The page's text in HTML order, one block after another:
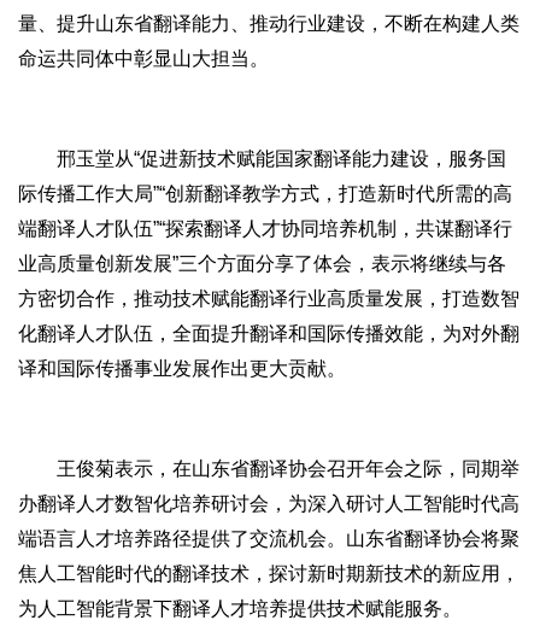
量、提升山东省翻译能力、推动行业建设，不断在构建人类
命运共同体中彰显山大担当。
邢玉堂从“促进新技术赋能国家翻译能力建设，服务国
际传播工作大局”“创新翻译教学方式，打造新时代所需的高
端翻译人才队伍”“探索翻译人才协同培养机制，共谋翻译行
业高质量创新发展”三个方面分享了体会，表示将继续与各
方密切合作，推动技术赋能翻译行业高质量发展，打造数智
化翻译人才队伍，全面提升翻译和国际传播效能，为对外翻
译和国际传播事业发展作出更大贡献。
王俊菊表示，在山东省翻译协会召开年会之际，同期举
办翻译人才数智化培养研讨会，为深入研讨人工智能时代高
端语言人才培养路径提供了交流机会。山东省翻译协会将聚
焦人工智能时代的翻译技术，探讨新时期新技术的新应用，
为人工智能背景下翻译人才培养提供技术赋能服务。